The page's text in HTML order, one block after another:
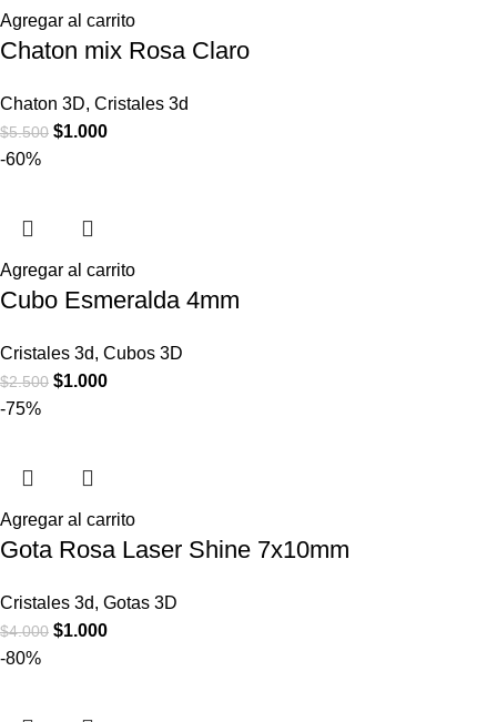
Agregar al carrito
Chaton mix Rosa Claro
Chaton 3D, Cristales 3d
$5.500 $1.000
-60%
Agregar al carrito
Cubo Esmeralda 4mm
Cristales 3d, Cubos 3D
$2.500 $1.000
-75%
Agregar al carrito
Gota Rosa Laser Shine 7x10mm
Cristales 3d, Gotas 3D
$4.000 $1.000
-80%